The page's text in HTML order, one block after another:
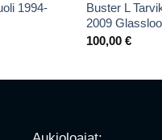
1994-
Buster L
2009
100,00 €